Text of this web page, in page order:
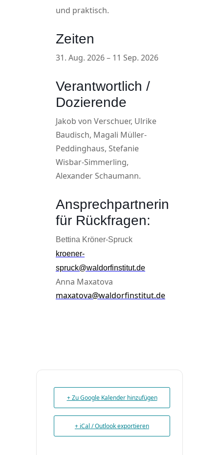
und praktisch.
Zeiten
31. Aug. 2026 – 11 Sep. 2026
Verantwortlich /
Dozierende
Jakob von Verschuer, Ulrike
Baudisch, Magali Müller-
Peddinghaus, Stefanie
Wisbar-Simmerling,
Alexander Schaumann.
Ansprechpartnerin
für Rückfragen:
Bettina Kröner-Spruck
kroener-
spruck@waldorfinstitut.de
Anna Maxatova
maxatova@waldorfinstitut.de
+ Zu Google Kalender hinzufügen
+ iCal / Outlook exportieren